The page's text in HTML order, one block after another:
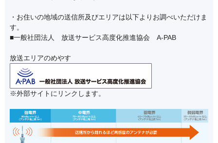
・お住いの地域の送信所及びエリアは以下よりお調べいただけま
す。
■一般社団法人 放送サービス高度化推進協会 A-PAB
放送エリアのめやす
※外部サイトにリンクします。